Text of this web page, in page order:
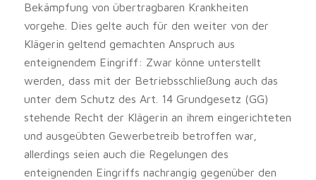
Bekämpfung von übertragbaren Krankheiten
vorgehe. Dies gelte auch für den weiter von der
Klägerin geltend gemachten Anspruch aus
enteignendem Eingriff: Zwar könne unterstellt
werden, dass mit der Betriebsschließung auch das
unter dem Schutz des Art. 14 Grundgesetz (GG)
stehende Recht der Klägerin an ihrem eingerichteten
und ausgeübten Gewerbetreib betroffen war,
allerdings seien auch die Regelungen des
enteignenden Eingriffs nachrangig gegenüber den